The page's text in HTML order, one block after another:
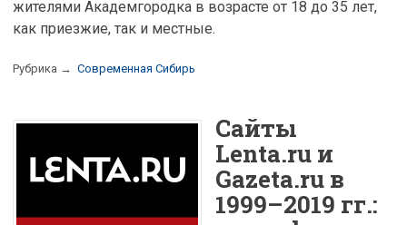
жителями Академгородка в возрасте от 18 до 35 лет,
как приезжие, так и местные.
Рубрика → Современная Сибирь
Сайты
Lenta.ru и
Gazeta.ru в
1999–2019 гг.: